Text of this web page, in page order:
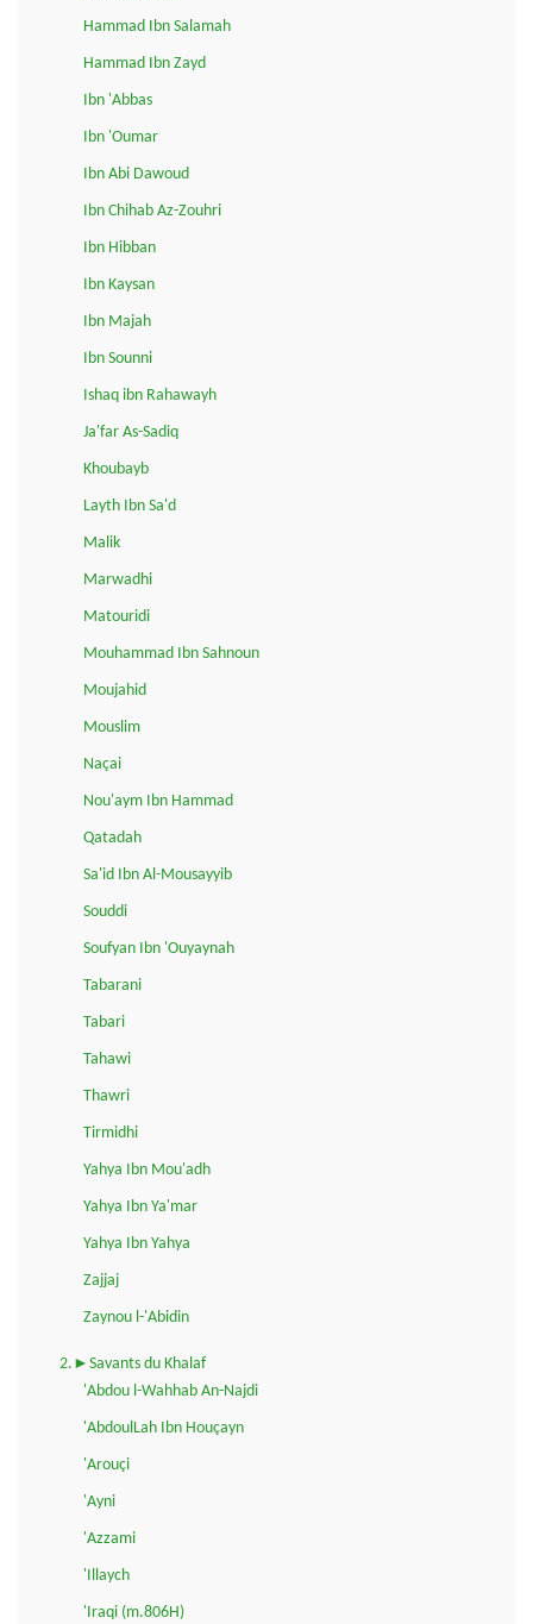
Hammad Ibn Salamah
Hammad Ibn Zayd
Ibn 'Abbas
Ibn 'Oumar
Ibn Abi Dawoud
Ibn Chihab Az-Zouhri
Ibn Hibban
Ibn Kaysan
Ibn Majah
Ibn Sounni
Ishaq ibn Rahawayh
Ja'far As-Sadiq
Khoubayb
Layth Ibn Sa'd
Malik
Marwadhi
Matouridi
Mouhammad Ibn Sahnoun
Moujahid
Mouslim
Naçai
Nou'aym Ibn Hammad
Qatadah
Sa'id Ibn Al-Mousayyib
Souddi
Soufyan Ibn 'Ouyaynah
Tabarani
Tabari
Tahawi
Thawri
Tirmidhi
Yahya Ibn Mou'adh
Yahya Ibn Ya'mar
Yahya Ibn Yahya
Zajjaj
Zaynou l-'Abidin
2.►Savants du Khalaf
'Abdou l-Wahhab An-Najdi
'AbdoulLah Ibn Houçayn
'Arouçi
'Ayni
'Azzami
'Illaych
'Iraqi (m.806H)